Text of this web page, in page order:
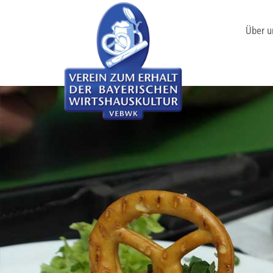
Über